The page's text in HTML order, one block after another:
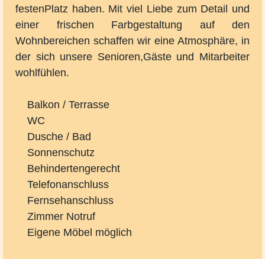
festenPlatz haben. Mit viel Liebe zum Detail und
einer frischen Farbgestaltung auf den
Wohnbereichen schaffen wir eine Atmosphäre, in
der sich unsere Senioren,Gäste und Mitarbeiter
wohlfühlen.
Balkon / Terrasse
WC
Dusche / Bad
Sonnenschutz
Behindertengerecht
Telefonanschluss
Fernsehanschluss
Zimmer Notruf
Eigene Möbel möglich